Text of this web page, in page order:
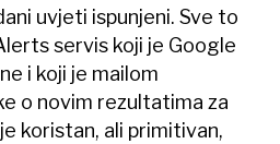
uvjeti ispunjeni. Sve to
servis koji je Google
i koji je mailom
o novim rezultatima za
koristan, ali primitivan,